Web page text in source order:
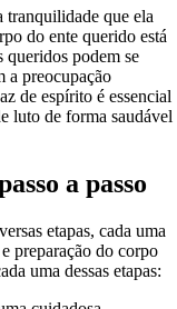
tranquilidade que ela
do ente querido está
queridos podem se
a preocupação
de espírito é essencial
luto de forma saudável
a passo
etapas, cada uma
preparação do corpo
uma dessas etapas: